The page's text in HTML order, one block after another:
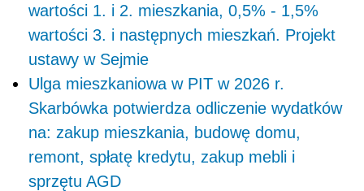
wartości 1. i 2. mieszkania, 0,5% - 1,5%
wartości 3. i następnych mieszkań. Projekt
ustawy w Sejmie
Ulga mieszkaniowa w PIT w 2026 r.
Skarbówka potwierdza odliczenie wydatków
na: zakup mieszkania, budowę domu,
remont, spłatę kredytu, zakup mebli i
sprzętu AGD